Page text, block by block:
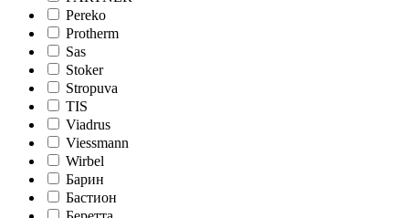
Pereko
Protherm
Sas
Stoker
Stropuva
TIS
Viadrus
Viessmann
Wirbel
Барин
Бастион